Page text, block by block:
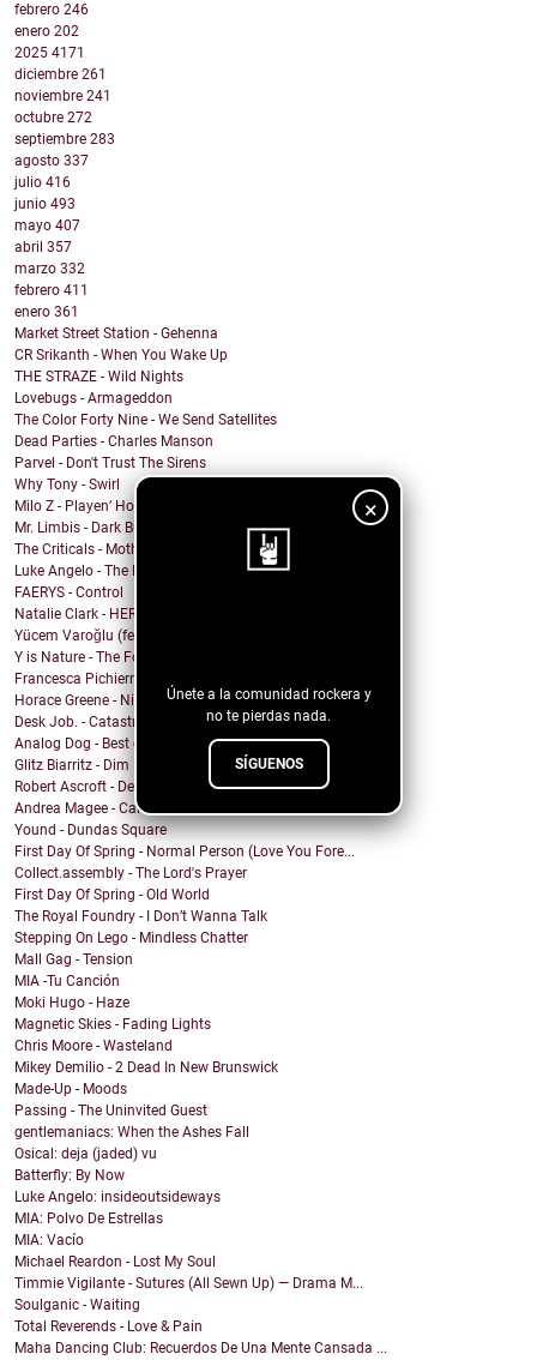
×
Únete a la comunidad rockera y
no te pierdas nada.
SÍGUENOS
febrero 246
enero 202
2025 4171
diciembre 261
noviembre 241
octubre 272
septiembre 283
agosto 337
julio 416
junio 493
mayo 407
abril 357
marzo 332
febrero 411
enero 361
Market Street Station - Gehenna
CR Srikanth - When You Wake Up
THE STRAZE - Wild Nights
Lovebugs - Armageddon
The Color Forty Nine - We Send Satellites
Dead Parties - Charles Manson
Parvel - Don't Trust The Sirens
Why Tony - Swirl
Milo Z - Playen’ Hookie
Mr. Limbis - Dark Butterfly
The Criticals - Mother of Style
Luke Angelo - The Pool
FAERYS - Control
Natalie Clark - HERE
Yücem Varoğlu (feat. Jam and the Benzos) - Gimme G...
Y is Nature - The Fool
Francesca Pichierri - Sperarci Due Eroi
Horace Greene - Nighttime Boi
Desk Job. - Catastrophe
Analog Dog - Best of Me
Glitz Biarritz - Dim Lights
Robert Ascroft - Devil Opens The Door (feat. Kid C...
Andrea Magee - Calling for You
Yound - Dundas Square
First Day Of Spring - Normal Person (Love You Fore...
Collect.assembly - The Lord's Prayer
First Day Of Spring - Old World
The Royal Foundry - I Don’t Wanna Talk
Stepping On Lego - Mindless Chatter
Mall Gag - Tension
MIA -Tu Canción
Moki Hugo - Haze
Magnetic Skies - Fading Lights
Chris Moore - Wasteland
Mikey Demilio - 2 Dead In New Brunswick
Made-Up - Moods
Passing - The Uninvited Guest
gentlemaniacs: When the Ashes Fall
Osical: deja (jaded) vu
Batterfly: By Now
Luke Angelo: insideoutsideways
MIA: Polvo De Estrellas
MIA: Vacío
Michael Reardon - Lost My Soul
Timmie Vigilante - Sutures (All Sewn Up) — Drama M...
Soulganic - Waiting
Total Reverends - Love & Pain
Maha Dancing Club: Recuerdos De Una Mente Cansada ...